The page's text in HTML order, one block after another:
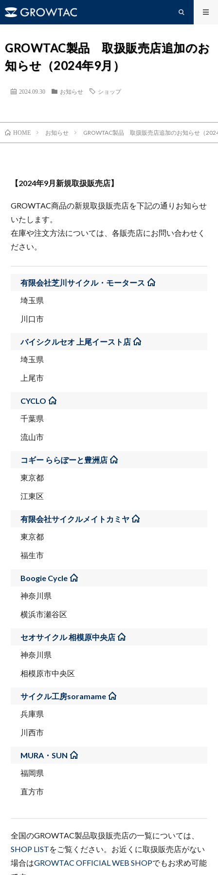
GROWTAC製品 取扱販売店追加のお
知らせ（2024年9月）
2024.09.30 お知らせ ショップ
HOME お知らせ GROWTAC製品 取扱販売店追加のお知らせ（
【2024年9月新規取扱販売店】
GROWTAC商品の新規取扱販売店を下記の通りお知らせ
いたします。
在庫や注文方法については、各販売店にお問い合わせく
ださい。
有限会社芝川サイクル・モータース
埼玉県
川口市
バイシクルセオ 上尾イースト店
埼玉県
上尾市
CYCLO
千葉県
流山市
コギー ららぽーと豊洲店
東京都
江東区
有限会社サイクルメイトカミヤ
東京都
福生市
Boogie Cycle
神奈川県
横浜市瀬谷区
セオサイクル 相模原中央店
神奈川県
相模原市中央区
サイクル工房soramame
兵庫県
川西市
MURA・SUN
福岡県
直方市
全国のGROWTAC製品取扱販売店の一覧については、
SHOP LISTをご覧ください。お近くに取扱販売店がない
場合はGROWTAC OFFICIAL WEB SHOPでもお求め可能